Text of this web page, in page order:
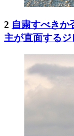
2 自粛すべきか
主が直面するジ